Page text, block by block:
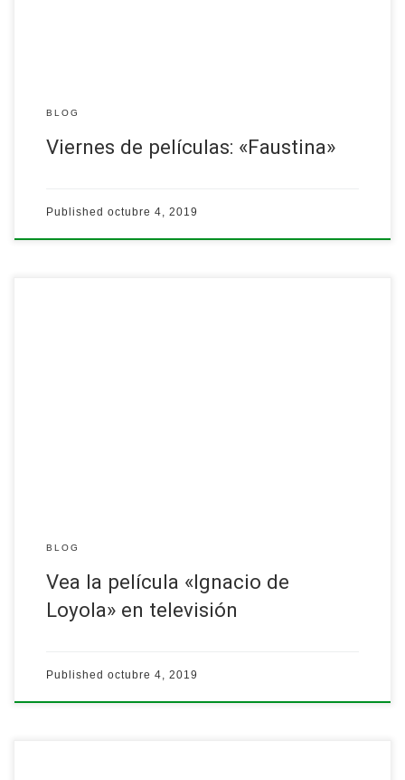
BLOG
Viernes de películas: «Faustina»
Published octubre 4, 2019
BLOG
Vea la película «Ignacio de
Loyola» en televisión
Published octubre 4, 2019